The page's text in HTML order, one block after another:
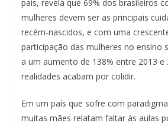
país, revela que 69% dos brasileiros
mulheres devem ser as principais
recém-nascidos, e com uma
participação das mulheres no ensino
a um aumento de 138% entre 2013 e
realidades acabam por colidir.
Em um país que sofre com
muitas mães relatam faltar às aulas